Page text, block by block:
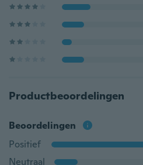
Productbeoordelingen
Beoordelingen
Positief
Neutraal